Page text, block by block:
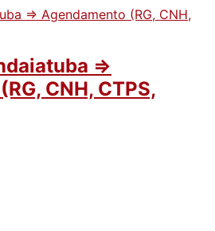
⇒
CNH, CTPS,